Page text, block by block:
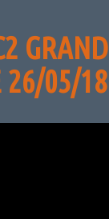
26/05/18